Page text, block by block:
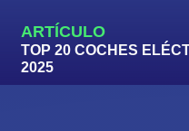
ARTÍCULO
TOP 20 COCHES
2025